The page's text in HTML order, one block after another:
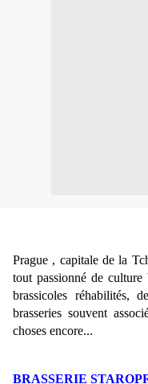
Prague , capitale de la
tout passionné de
brassicoles réhabilités,
brasseries souvent
choses encore...
BRASSERIE